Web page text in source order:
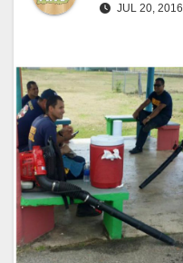
JUL 20, 2016